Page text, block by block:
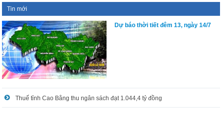
Tin mới
Dự báo thời tiết đêm 13, ngày 14/7
Thuế tỉnh Cao Bằng thu ngân sách đạt 1.044,4 tỷ đồng